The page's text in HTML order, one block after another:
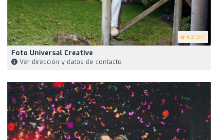
4.2 (53)
Foto Universal Creative
Ver dirección y datos de contacto